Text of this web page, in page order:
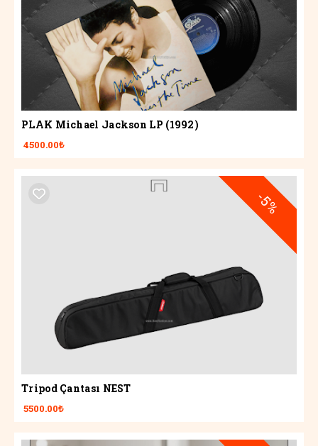
PLAK Michael Jackson LP (1992)
4500.00₺
-5%
Tripod Çantası NEST
5500.00₺